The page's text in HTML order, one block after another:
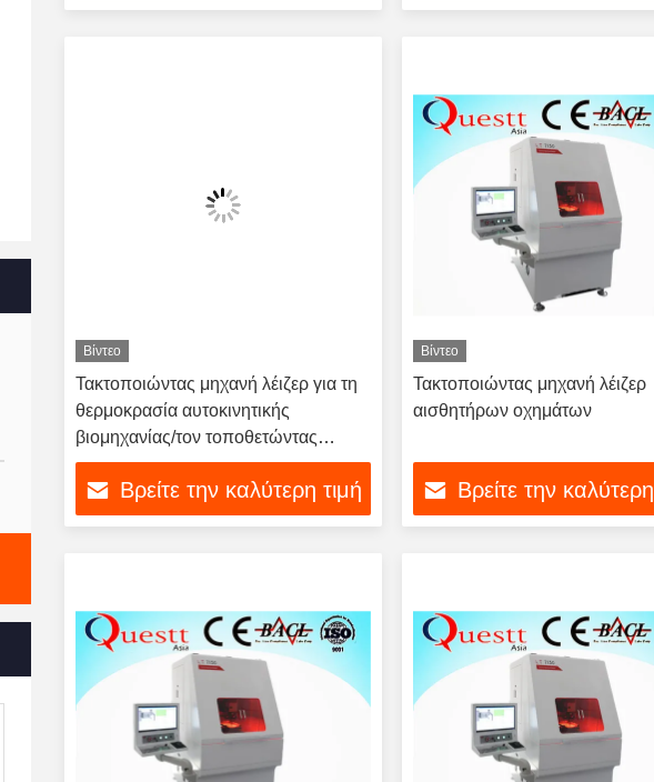
Βίντεο
Τακτοποιώντας μηχανή λέιζερ για τη
θερμοκρασία αυτοκινητικής
βιομηχανίας/τον τοποθετώντας
αισθητήρα
Βρείτε την καλύτερη τιμή
Βίντεο
Τακτοποιώντας μηχανή λέιζερ
αισθητήρων οχημάτων
Βρείτε την